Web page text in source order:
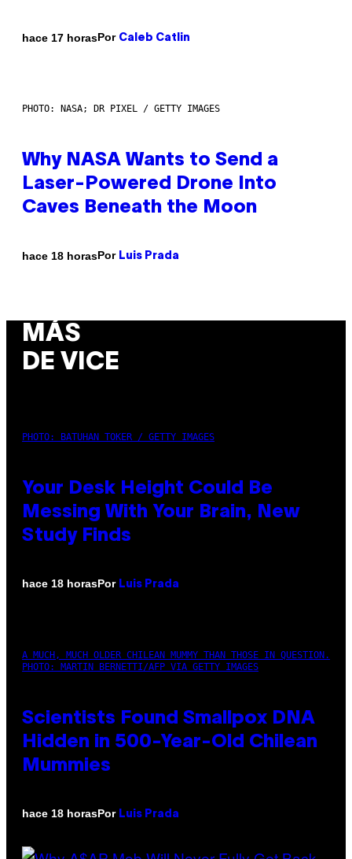
hace 17 horasPor Caleb Catlin
PHOTO: NASA; DR PIXEL / GETTY IMAGES
Why NASA Wants to Send a
Laser-Powered Drone Into
Caves Beneath the Moon
hace 18 horasPor Luis Prada
MÁS
DE VICE
PHOTO: BATUHAN TOKER / GETTY IMAGES
Your Desk Height Could Be
Messing With Your Brain, New
Study Finds
hace 18 horasPor Luis Prada
A MUCH, MUCH OLDER CHILEAN MUMMY THAN THOSE IN QUESTION.
PHOTO: MARTIN BERNETTI/AFP VIA GETTY IMAGES
Scientists Found Smallpox DNA
Hidden in 500-Year-Old Chilean
Mummies
hace 18 horasPor Luis Prada